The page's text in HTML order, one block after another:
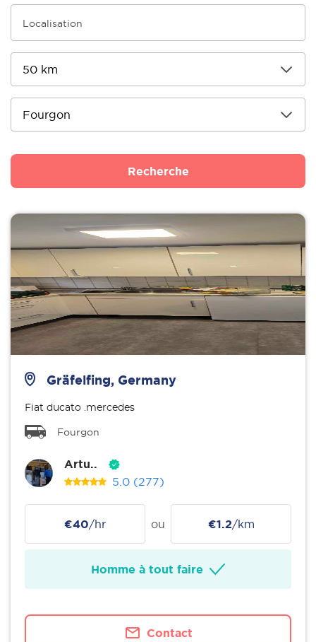
Recherche
Gräfelfing, Germany
Fiat ducato .mercedes
Fourgon
Artu..
5.0 (277)
€40/hr ou €1.2/km
Homme à tout faire
Contact